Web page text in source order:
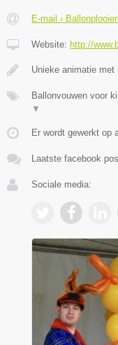
E-mail ›
Website: http://
Unieke animatie
Ballonvouwen voor
▼
Er wordt gewerkt op
Laatste facebook
Sociale media: